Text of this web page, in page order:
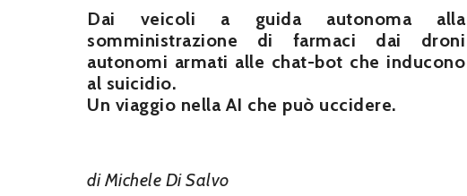
Dai veicoli a guida autonoma alla
somministrazione di farmaci dai droni
autonomi armati alle chat-bot che inducono
al suicidio.
Un viaggio nella AI che può uccidere.
di Michele Di Salvo